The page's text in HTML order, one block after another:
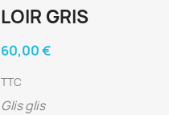
LOIR GRIS
60,00 €
TTC
Glis glis